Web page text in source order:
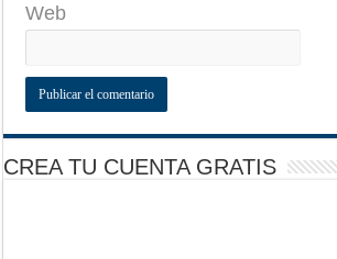
Web
CREA TU CUENTA GRATIS